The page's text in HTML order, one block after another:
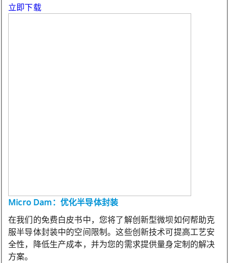
立即下载
Micro Dam：优化半导体封装
在我们的免费白皮书中，您将了解创新型微坝如何帮助克
服半导体封装中的空间限制。这些创新技术可提高工艺安
全性，降低生产成本，并为您的需求提供量身定制的解决
方案。